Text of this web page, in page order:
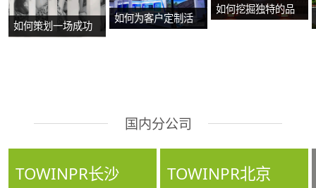
如何策划一场成功
如何为客户定制活
如何挖掘独特的品
国内分公司
TOWINPR长沙 TOWINPR北京